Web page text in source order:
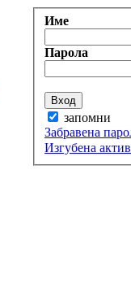
Име
Парола
запомни
Забравена
Изгубена